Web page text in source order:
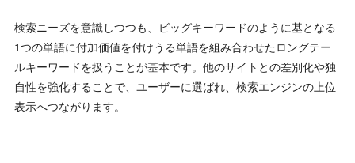
検索ニーズを意識しつつも、ビッグキーワードのように基となる
1つの単語に付加価値を付けうる単語を組み合わせたロングテー
ルキーワードを扱うことが基本です。他のサイトとの差別化や独
自性を強化することで、ユーザーに選ばれ、検索エンジンの上位
表示へつながります。